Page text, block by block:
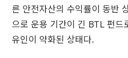
른 안전자산의 수익률이 동반
으로 운용 기간이 긴 BTL 펀드
유인이 약화된 상태다.